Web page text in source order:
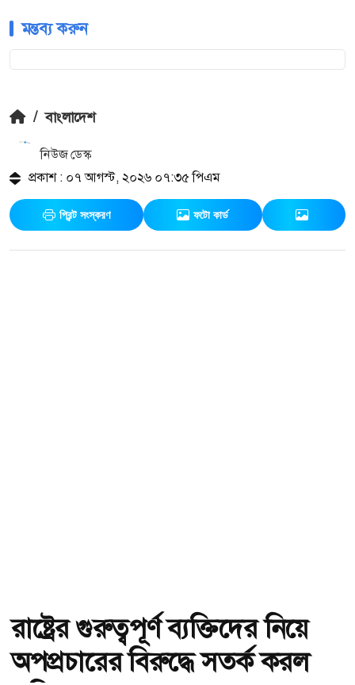
মন্তব্য করুন
/ বাংলাদেশ
নিউজ ডেস্ক
প্রকাশ : ০৭ আগস্ট, ২০২৬ ০৭:৩৫ পিএম
প্রিন্ট সংস্করণ ফটো কার্ড
রাষ্ট্রের গুরুত্বপূর্ণ ব্যক্তিদের নিয়ে
অপপ্রচারের বিরুদ্ধে সতর্ক করল